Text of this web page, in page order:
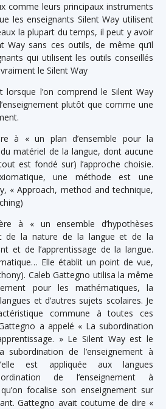
comme leurs principaux instruments
les enseignants Silent Way utilisent
la plupart du temps, il peut y avoir
Way sans ces outils, de même qu’il
qui utilisent les outils conseillés
le Silent Way
lorsque l’on comprend le Silent Way
plutôt que comme une
à « un plan d’ensemble pour la
matériel de la langue, dont aucune
est fondé sur) l’approche choisie.
une méthode est une
« Approach, method and technique,
à « un ensemble d’hypothèses
de la nature de la langue et de la
et de l’apprentissage de la langue.
Elle établit un point de vue,
Caleb Gattegno utilisa la même
pour les mathématiques, la
et d’autres sujets scolaires. Je
commune à toutes ces
a appelé « La subordination
» Le Silent Way est le
de l’enseignement à
est appliquée aux langues
de l’enseignement à
focalise son enseignement sur
Gattegno avait coutume de dire «